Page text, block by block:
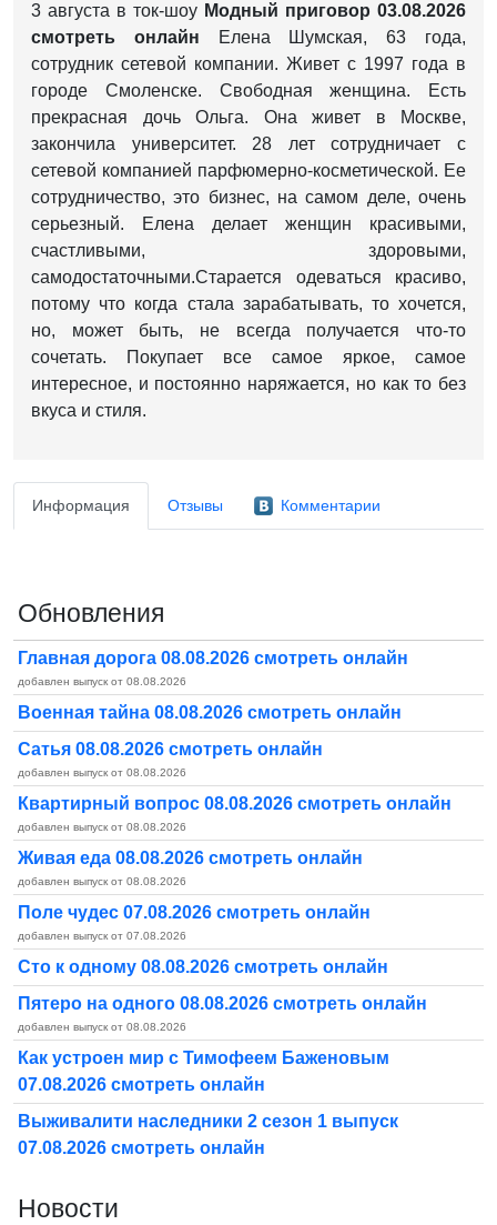
3 августа в ток-шоу Модный приговор 03.08.2026
смотреть онлайн
Елена Шумская, 63 года,
сотрудник сетевой компании. Живет с 1997 года в
городе Смоленске. Свободная женщина. Есть
прекрасная дочь Ольга. Она живет в Москве,
закончила университет. 28 лет сотрудничает с
сетевой компанией парфюмерно-косметической. Ее
сотрудничество, это бизнес, на самом деле, очень
серьезный. Елена делает женщин красивыми,
счастливыми, здоровыми,
самодостаточными.Старается одеваться красиво,
потому что когда стала зарабатывать, то хочется,
но, может быть, не всегда получается что-то
сочетать. Покупает все самое яркое, самое
интересное, и постоянно наряжается, но как то без
вкуса и стиля.
Информация Отзывы Комментарии
Обновления
Главная дорога 08.08.2026 смотреть онлайн
добавлен выпуск от 08.08.2026
Военная тайна 08.08.2026 смотреть онлайн
Сатья 08.08.2026 смотреть онлайн
добавлен выпуск от 08.08.2026
Квартирный вопрос 08.08.2026 смотреть онлайн
добавлен выпуск от 08.08.2026
Живая еда 08.08.2026 смотреть онлайн
добавлен выпуск от 08.08.2026
Поле чудес 07.08.2026 смотреть онлайн
добавлен выпуск от 07.08.2026
Сто к одному 08.08.2026 смотреть онлайн
Пятеро на одного 08.08.2026 смотреть онлайн
добавлен выпуск от 08.08.2026
Как устроен мир с Тимофеем Баженовым
07.08.2026 смотреть онлайн
Выживалити наследники 2 сезон 1 выпуск
07.08.2026 смотреть онлайн
Новости